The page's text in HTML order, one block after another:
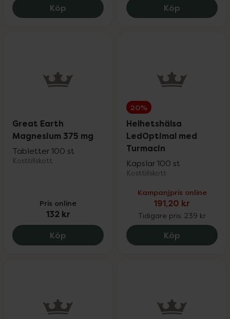
Köp New Nordic Active Liver, 306.4 kr.
Köp Better You
Great Earth
Magnesium 375 mg
Tabletter 100 st
Kosttillskott
Pris online
132 kr
Köp Great Earth Magnesium 375 mg, 132 kr.
20%
Helhetshälsa
LedOptimal med
Turmacin
Kapslar 100 st
Kosttillskott
Kampanjpris online
191,20 kr
Tidigare pris: 239 kr
Köp